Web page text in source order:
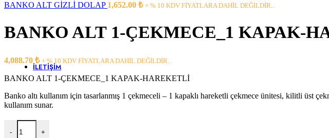
Çarpma Kapı
Klavyeler
Ofis Saksıları
Yazıcı Dolapları
İLETIŞIM
BANKO ALT GİZLİ DOLAP 1,652.00 ₺ + % 10 KDV FİYATLARA DAHİL DEĞİLDİR..
BANKO ALT 1-ÇEKMECE_1 KAPAK-
4,088.70 ₺ + % 10 KDV FİYATLARA DAHİL DEĞİLDİR..
BANKO ALT 1-ÇEKMECE_1 KAPAK-HAREKETLİ
Banko altı kullanım için tasarlanmış 1 çekmeceli – 1 kapaklı hareketli çekmece ünitesi, kilitli üst
kullanım sunar.
-
BANKO ALT 1-ÇEKMECE_1 KAPAK-HAREKETLİ adet
+